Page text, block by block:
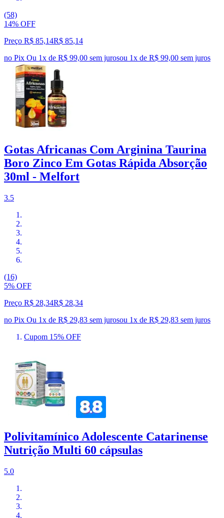
(58)
14% OFF
Preço R$ 85,14R$ 85,14
no Pix Ou 1x de R$ 99,00 sem jurosou 1x de R$ 99,00 sem juros
Gotas Africanas Com Arginina Taurina
Boro Zinco Em Gotas Rápida Absorção
30ml - Melfort
3.5
(16)
5% OFF
Preço R$ 28,34R$ 28,34
no Pix Ou 1x de R$ 29,83 sem jurosou 1x de R$ 29,83 sem juros
Cupom 15% OFF
Polivitamínico Adolescente Catarinense
Nutrição Multi 60 cápsulas
5.0